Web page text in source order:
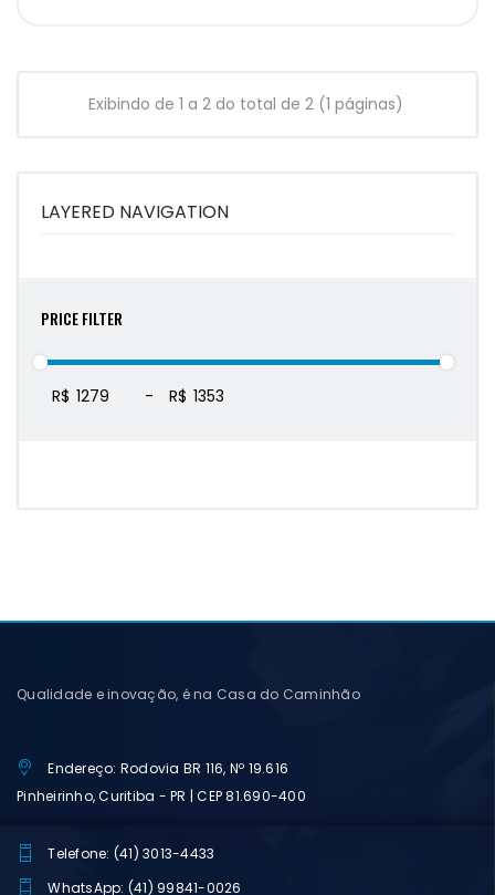
LAYERED NAVIGATION
PRICE FILTER
R$ - R$
Exibindo de 1 a 2 do total de 2 (1 páginas)
Qualidade e inovação, é na Casa do Caminhão
Endereço: Rodovia BR 116, Nº 19.616
Pinheirinho, Curitiba - PR | CEP 81.690-400
Telefone: (41) 3013-4433
WhatsApp: (41) 99841-0026